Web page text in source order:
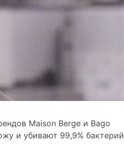
Maison Berge и Bago
и убивают 99,9% бактерий